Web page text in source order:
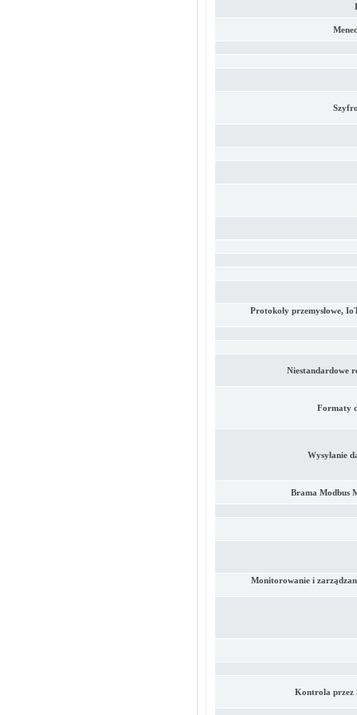
Protokoły przemysłowe,
Niestandardowe
Formaty
Wysyłanie
Brama Modbus
Monitorowanie i
Kontrola przez